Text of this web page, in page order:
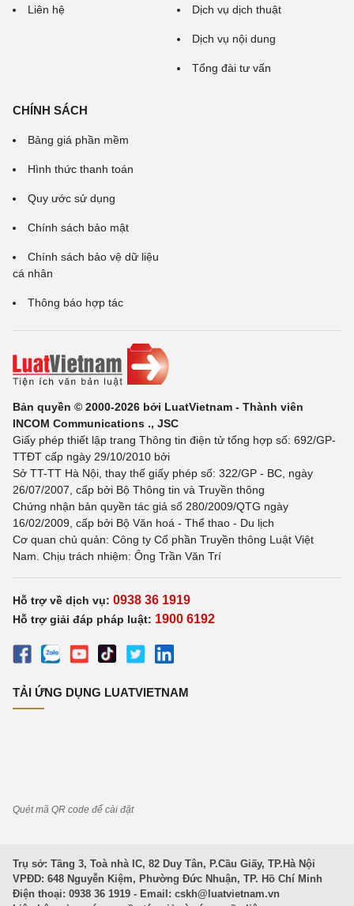
Liên hệ Dịch vụ dịch thuật
Dịch vụ nội dung
Tổng đài tư vấn
CHÍNH SÁCH
Bảng giá phần mềm
Hình thức thanh toán
Quy ước sử dụng
Chính sách bảo mật
Chính sách bảo vệ dữ liệu
cá nhân
Thông báo hợp tác
Bản quyền © 2000-2026 bởi LuatVietnam - Thành viên
INCOM Communications ., JSC
Giấy phép thiết lập trang Thông tin điện tử tổng hợp số: 692/GP-
TTĐT cấp ngày 29/10/2010 bởi
Sở TT-TT Hà Nội, thay thế giấy phép số: 322/GP - BC, ngày
26/07/2007, cấp bởi Bộ Thông tin và Truyền thông
Chứng nhận bản quyền tác giả số 280/2009/QTG ngày
16/02/2009, cấp bởi Bộ Văn hoá - Thể thao - Du lịch
Cơ quan chủ quản: Công ty Cổ phần Truyền thông Luật Việt
Nam. Chịu trách nhiệm: Ông Trần Văn Trí
Hỗ trợ về dịch vụ: 0938 36 1919
Hỗ trợ giải đáp pháp luật: 1900 6192
TẢI ỨNG DỤNG LUATVIETNAM
Quét mã QR code để cài đặt
Trụ sở: Tầng 3, Toà nhà IC, 82 Duy Tân, P.Cầu Giấy, TP.Hà Nội
VPĐD: 648 Nguyễn Kiệm, Phường Đức Nhuận, TP. Hồ Chí Minh
Điện thoại: 0938 36 1919 - Email: cskh@luatvietnam.vn